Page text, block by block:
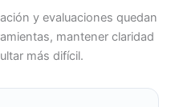
y evaluaciones quedan
mantener claridad
más difícil.